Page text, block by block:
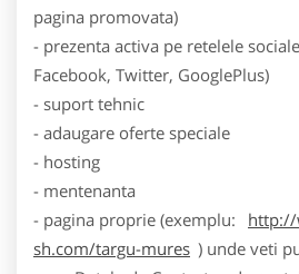
pagina promovata)
- prezenta activa pe retelele
Facebook, Twitter, GooglePlus)
- suport tehnic
- adaugare oferte speciale
- hosting
- mentenanta
- pagina proprie (exemplu:
http://
sh.com/targu-mures ) unde veti